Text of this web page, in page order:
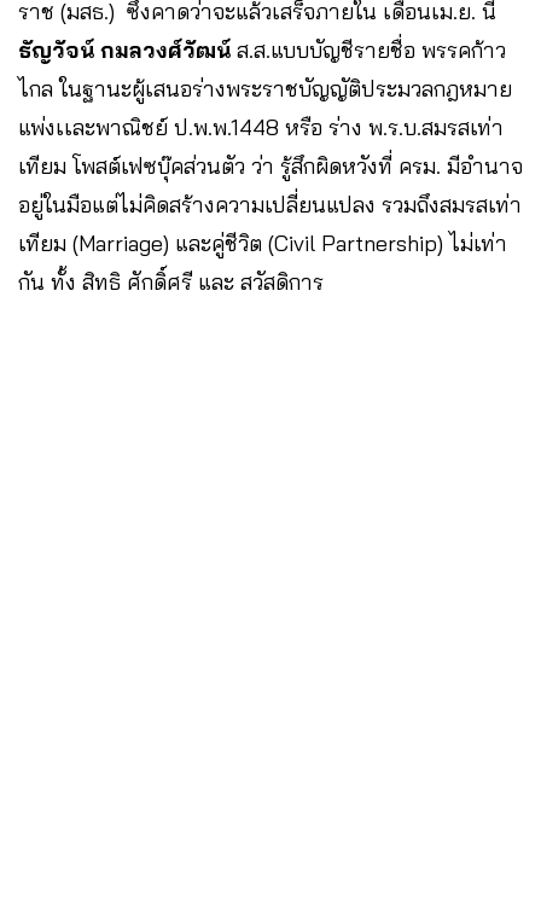
ราช (มสธ.) ซึ่งคาดว่าจะแล้วเสร็จภายใน เดือนเม.ย. นี้
ธัญวัจน์ กมลวงศ์วัฒน์ ส.ส.แบบบัญชีรายชื่อ พรรคก้าว
ไกล ในฐานะผู้เสนอร่างพระราชบัญญัติประมวลกฎหมาย
แพ่งเเละพาณิชย์ ป.พ.พ.1448 หรือ ร่าง พ.ร.บ.สมรสเท่า
เทียม โพสต์เฟซบุ๊คส่วนตัว ว่า รู้สึกผิดหวังที่ ครม. มีอำนาจ
อยู่ในมือแต่ไม่คิดสร้างความเปลี่ยนแปลง รวมถึงสมรสเท่า
เทียม (Marriage) และคู่ชีวิต (Civil Partnership) ไม่เท่า
กัน ทั้ง สิทธิ ศักดิ์ศรี และ สวัสดิการ